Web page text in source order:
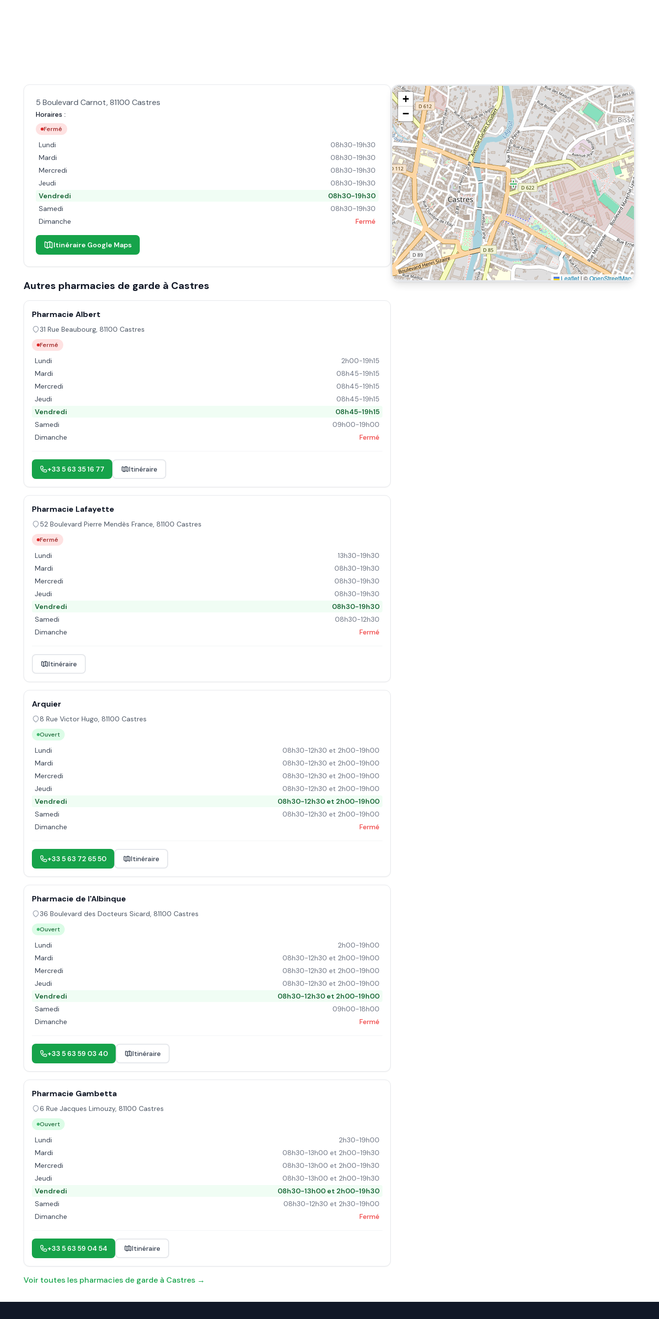
5 Boulevard Carnot,81100 Castres
Horaires :
Fermé
Lundi
08h30-19h30
Mardi
08h30-19h30
Mercredi
08h30-19h30
Jeudi
08h30-19h30
Vendredi
08h30-19h30
Samedi
08h30-19h30
Dimanche
Fermé
Itinéraire Google Maps
Autres pharmacies de garde à Castres
Pharmacie Albert
31 Rue Beaubourg, 81100 Castres
Fermé
Lundi
2h00-19h15
Mardi
08h45-19h15
Mercredi
08h45-19h15
Jeudi
08h45-19h15
Vendredi
08h45-19h15
Samedi
09h00-19h00
Dimanche
Fermé
+33 5 63 35 16 77 Itinéraire
Pharmacie Lafayette
52 Boulevard Pierre Mendès France, 81100 Castres
Fermé
Lundi
13h30-19h30
Mardi
08h30-19h30
Mercredi
08h30-19h30
Jeudi
08h30-19h30
Vendredi
08h30-19h30
Samedi
08h30-12h30
Dimanche
Fermé
Itinéraire
Arquier
8 Rue Victor Hugo, 81100 Castres
Ouvert
Lundi
08h30-12h30 et 2h00-19h00
Mardi
08h30-12h30 et 2h00-19h00
Mercredi
08h30-12h30 et 2h00-19h00
Jeudi
08h30-12h30 et 2h00-19h00
Vendredi
08h30-12h30 et 2h00-19h00
Samedi
08h30-12h30 et 2h00-19h00
Dimanche
Fermé
+33 5 63 72 65 50 Itinéraire
Pharmacie de l'Albinque
36 Boulevard des Docteurs Sicard, 81100 Castres
Ouvert
Lundi
2h00-19h00
Mardi
08h30-12h30 et 2h00-19h00
Mercredi
08h30-12h30 et 2h00-19h00
Jeudi
08h30-12h30 et 2h00-19h00
Vendredi
08h30-12h30 et 2h00-19h00
Samedi
09h00-18h00
Dimanche
Fermé
+33 5 63 59 03 40 Itinéraire
Pharmacie Gambetta
6 Rue Jacques Limouzy, 81100 Castres
Ouvert
Lundi
2h30-19h00
Mardi
08h30-13h00 et 2h00-19h30
Mercredi
08h30-13h00 et 2h00-19h30
Jeudi
08h30-13h00 et 2h00-19h30
Vendredi
08h30-13h00 et 2h00-19h30
Samedi
08h30-12h30 et 2h30-19h00
Dimanche
Fermé
+33 5 63 59 04 54 Itinéraire
Voir toutes les pharmacies de garde à Castres →
+
−
Leaflet|©OpenStreetMap